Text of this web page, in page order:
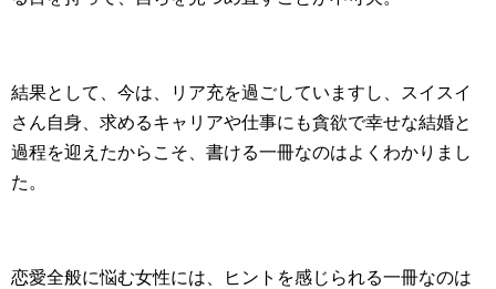
結果として、今は、リア充を過ごしていますし、スイスイ
さん自身、求めるキャリアや仕事にも貪欲で幸せな結婚と
過程を迎えたからこそ、書ける一冊なのはよくわかりまし
た。
恋愛全般に悩む女性には、ヒントを感じられる一冊なのは